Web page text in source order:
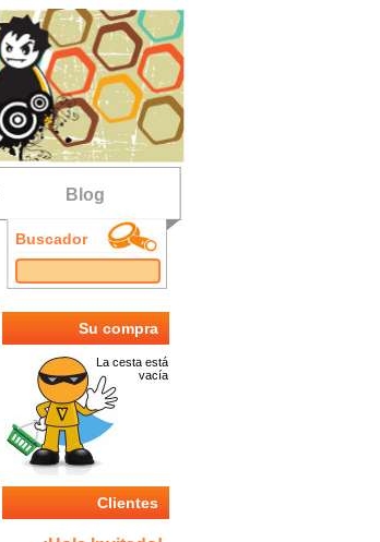
Blog
Buscador
Su compra
La cesta está
vacía
Clientes